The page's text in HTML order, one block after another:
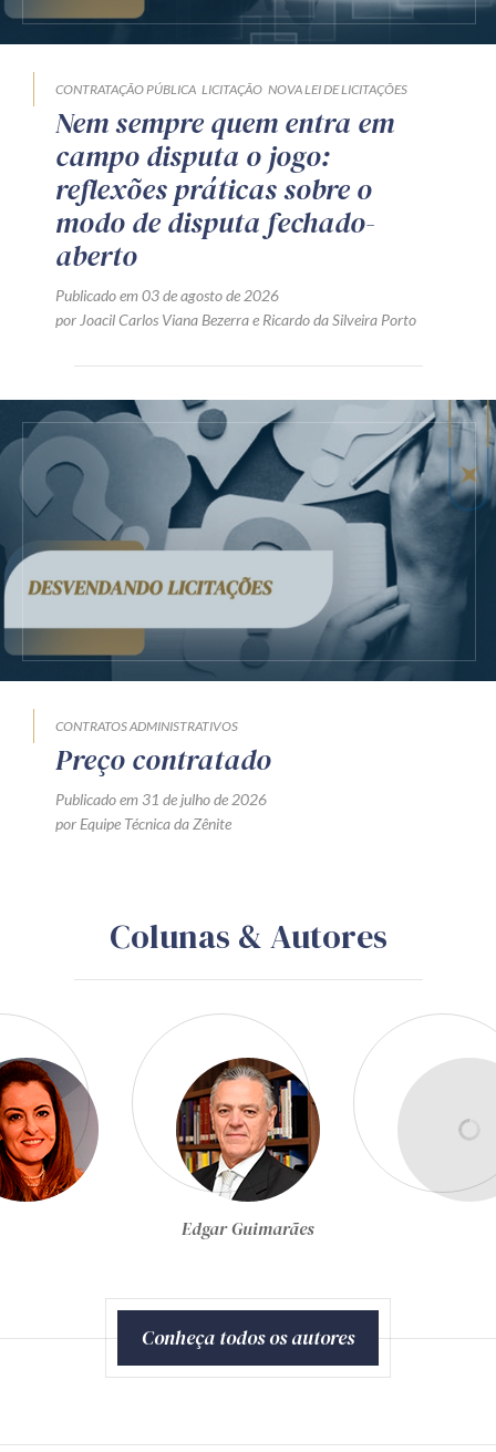
CONTRATAÇÃO PÚBLICA LICITAÇÃO NOVA LEI DE LICITAÇÕES
Nem sempre quem entra em
campo disputa o jogo:
reflexões práticas sobre o
modo de disputa fechado-
aberto
Publicado em 03 de agosto de 2026
por Joacil Carlos Viana Bezerrae Ricardo da Silveira Porto
CONTRATOS ADMINISTRATIVOS
Preço contratado
Publicado em 31 de julho de 2026
por Equipe Técnica da Zênite
Colunas & Autores
Egon Bockmann Moreira
Conheça todos os autores